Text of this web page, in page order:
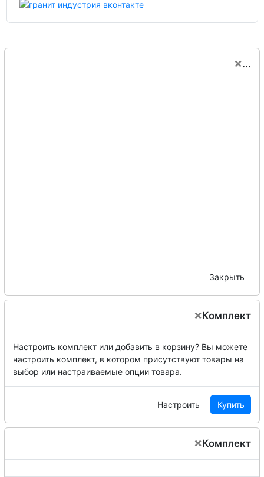
×...
Закрыть
×Комплект
Настроить комплект или добавить в корзину? Вы можете
настроить комплект, в котором присутствуют товары на
выбор или настраиваемые опции товара.
Настроить Купить
×Комплект